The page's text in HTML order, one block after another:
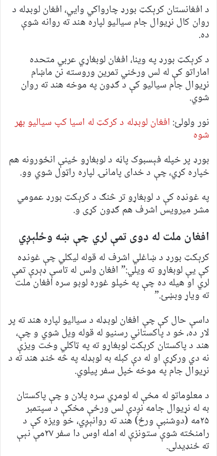
د افغانستان کرېکټ بورډ چارواکي وايي، افغان لوبډله د
روان کال نړیوال جام سیالیو لپاره هند ته روانه شوې
ده.
د کرېکټ بورډ په وینا، افغان لوبغاړي عربي متحده
اماراتو کې له لس ورځني تمرین وروسته نن ماښام
نړیوال جام سیالیو کې د ګډون په موخه هند ته روان
شوي.
نور ولولئ: افغان لوبډله د کرکټ له اسیا کپ سیالیو بهر
شوه
بورډ پر خپله فېسبوک پاڼه د لوبغاړو ځینې انځورونه هم
خپاره کړي، چې د خدای پامانۍ لپاره راټول شوي وو.
په غونډه کې د لوبغاړو تر څنګ د کرېکټ بورډ عمومي
مشر میرویس اشرف هم ګډون کړی و.
افغان ملت له دوی تمې لري چې ښه وځلېږي
کرېکټ بورډ د ښاغلي اشرف له قوله لیکلي چې غونډه
کې یې لوبغاړو ته ویلي:” افغان ولس له تاسې ډېرې تمې
لري او هیله ده چې په خپلو غوره لوبو سره افغان ملت
ته ویاړ وبښئ.”
داسې حال کې چې افغان لوبډله د سیالیو لپاره هند ته پر
لار ده، خو د پاکستاني رسنیو له قوله ویل شوي و چې،
هند د پاکستان کرېکټ لوبغاړو ته په ټاکلي وخت ویزې
نه دي ورکړې او له دې کبله به لوبډله په څه ځنډ هند ته د
نړیوال جام په موخه خپل سفر پیلوي.
د معلوماتو له مخې له لومړي سره پلان و چې پاکستان
به له نړیوال جامه نږدې لس ورځې مخکې د سپتمبر
۲۵مه (دوشنبې ورځ) هند ته روانېږي، خو ویزه کې د
رامنځته شوې ستونزې له امله اوس دا سفر ۲۷مې نېې
ته ځنډیدلی.